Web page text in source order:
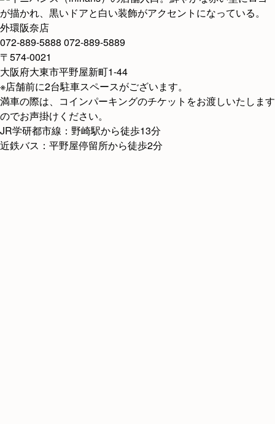
外環阪奈店
072-889-5888 072-889-5889
〒574-0021
大阪府大東市平野屋新町1-44
※店舗前に2台駐車スペースがございます。
満車の際は、コインパーキングのチケットをお渡しいたします
のでお声掛けください。
JR学研都市線：野崎駅から徒歩13分
近鉄バス：平野屋停留所から徒歩2分